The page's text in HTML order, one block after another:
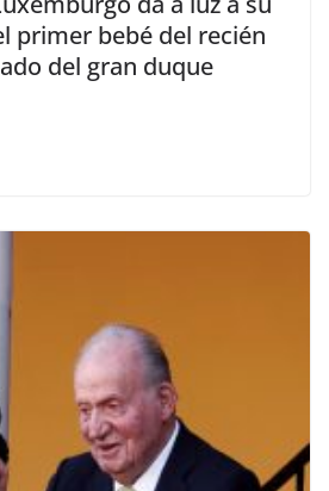
primer bebé del recién
del gran duque